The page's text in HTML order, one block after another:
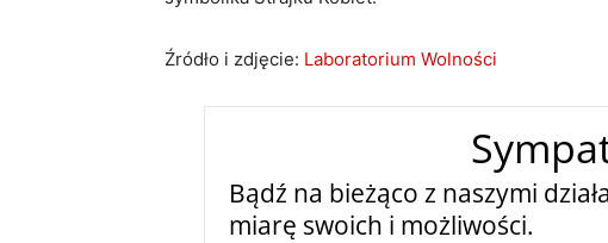
Źródło i zdjęcie: Laboratorium Wolności
Bądź na bieżąco z naszymi
miarę swoich i możliwości.